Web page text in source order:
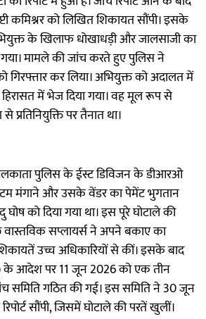
कमिश्नर को लिखित शिकायत सौंपी। इसके
के खिलाफ धोखाधड़ी और जालसाजी का
गया। मामले की जांच करते हुए पुलिस ने
गिरफ्तार कर लिया। अभियुक्त को अदालत में
में भेज दिया गया। वह मूल रूप से
पर तैनात था।
पुलिस के ईस्ट डिविजन के डीआरओ
मंगाने और उसके वेंडर का पेमेंट भुगतान
को दिया गया था। इस पूरे घोटाले की
सप्लायर्स ने अपने बकाए का
उच्च अधिकारियों से कीं। इसके बाद
के आदेश पर 11 जून 2026 को एक तीन
समिति गठित की गई। इस समिति ने 30 जून
सौंपी, जिसमें घोटाले की परतें खुलीं।